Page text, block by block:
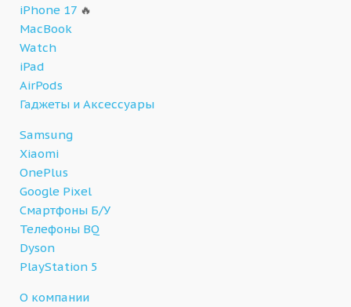
iPhone 17 🔥
MacBook
Watch
iPad
AirPods
Гаджеты и Аксессуары
Samsung
Xiaomi
OnePlus
Google Pixel
Смартфоны Б/У
Телефоны BQ
Dyson
PlayStation 5
О компании